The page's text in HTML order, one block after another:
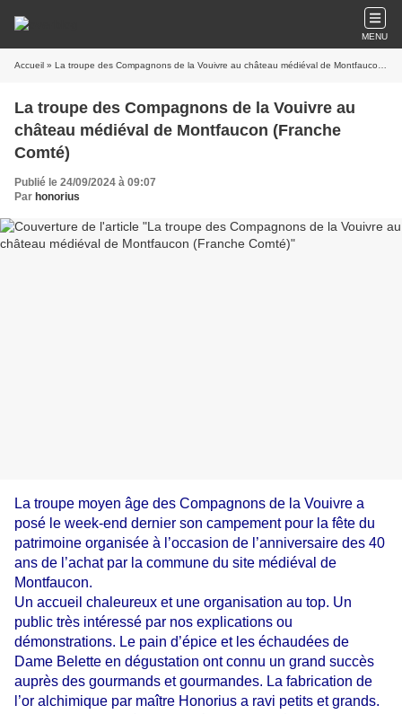
MENU
Accueil » La troupe des Compagnons de la Vouivre au château médiéval de Montfaucon (Franche Comté)
La troupe des Compagnons de la Vouivre au
château médiéval de Montfaucon (Franche
Comté)
Publié le 24/09/2024 à 09:07
Par honorius
La troupe moyen âge des Compagnons de la Vouivre a
posé le week-end dernier son campement pour la fête du
patrimoine organisée à l’occasion de l’anniversaire des 40
ans de l’achat par la commune du site médiéval de
Montfaucon.
Un accueil chaleureux et une organisation au top. Un
public très intéressé par nos explications ou
démonstrations. Le pain d’épice et les échaudées de
Dame Belette en dégustation ont connu un grand succès
auprès des gourmands et gourmandes. La fabrication de
l’or alchimique par maître Honorius a ravi petits et grands.